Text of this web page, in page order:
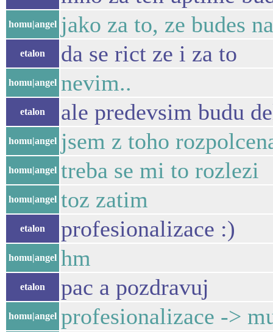
homu|angel jako za to, ze budes
etalon da se rict ze i za to
homu|angel nevim..
etalon ale predevsim budu
homu|angel jsem z toho
homu|angel treba se mi to rozlezi
homu|angel toz zatim
etalon profesionalizace :)
homu|angel hm
etalon pac a pozdravuj
homu|angel profesionalizace ->